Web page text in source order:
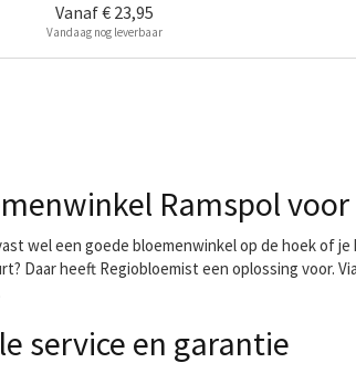
Vanaf€ 23,95
Vandaag nog leverbaar
Ramspol
wel een goede bloemenwinkel op de hoek of
Daar heeft Regiobloemist een oplossing voor.
service en garantie